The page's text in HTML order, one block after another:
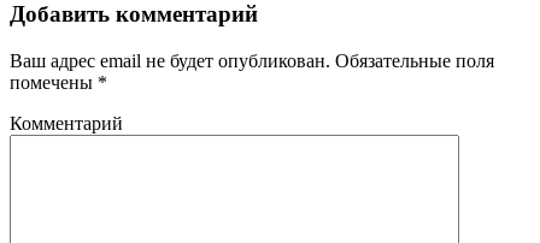
Добавить комментарий
Ваш адрес email не будет опубликован. Обязательные поля
помечены *
Комментарий